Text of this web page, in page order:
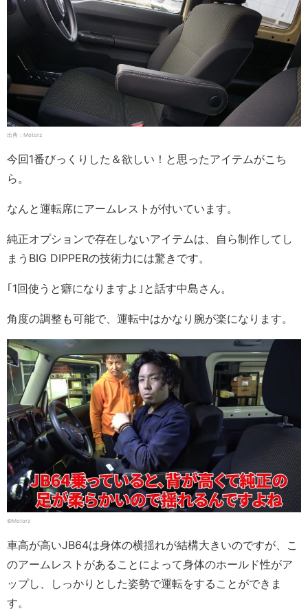
出典：Motorz
今回1番びっくりした＆欲しい！と思ったアイテムがこち
ら。
なんと運転席にアームレストが付いています。
純正オプションで存在しないアイテムは、自ら制作してし
まうBIG DIPPERの技術力には驚きです。
｢1回使うと癖になりますよ｣と話す中島さん。
角度の調整も可能で、運転中はかなり腕が楽になります。
©Motorz
車高が高いJB64は身体の横揺れが結構大きいのですが、こ
のアームレストがあることによって身体のホールド性がア
ップし、しっかりとした姿勢で運転をすることができま
す。